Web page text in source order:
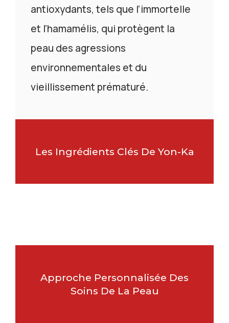
antioxydants, tels que l’immortelle
et l’hamamélis, qui protègent la
peau des agressions
environnementales et du
vieillissement prématuré.
Les Ingrédients Clés De Yon-Ka
Approche Personnalisée Des
Soins De La Peau